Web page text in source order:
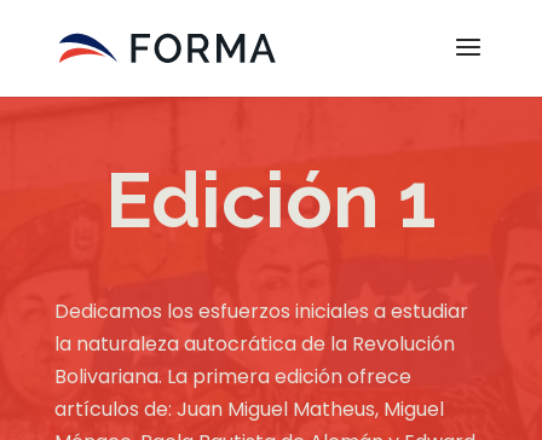
Edición 1
Dedicamos los esfuerzos iniciales a estudiar
la naturaleza autocrática de la Revolución
Bolivariana. La primera edición ofrece
artículos de: Juan Miguel Matheus, Miguel